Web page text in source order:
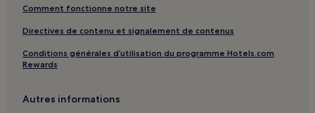
Vieux port de Honfleur : hôtels 4 étoiles
Vieux port de Honfleur : Hôtels LGBTQIA+ friendly à
Vieux port de Honfleur : Hôtels familiaux à proximité
Comment fonctionne notre site
Directives de contenu et signalement de contenus
Conditions générales d’utilisation du programme Hotels.com
Rewards
Autres informations